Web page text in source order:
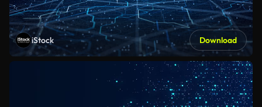
iStock Download